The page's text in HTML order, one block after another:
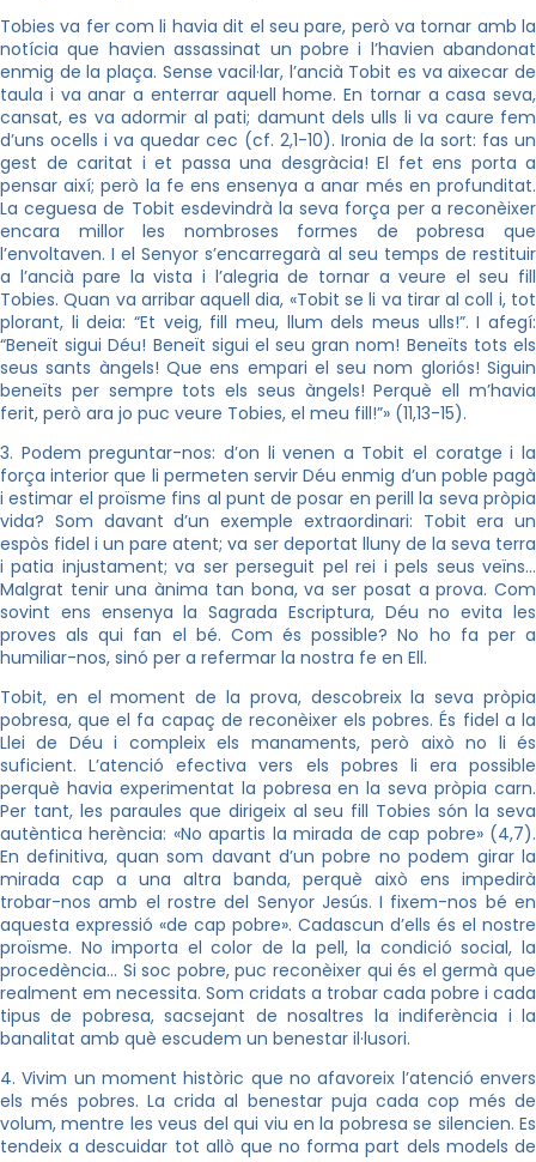
Tobies va fer com li havia dit el seu pare, però va tornar amb la
notícia que havien assassinat un pobre i l’havien abandonat
enmig de la plaça. Sense vacil·lar, l’ancià Tobit es va aixecar de
taula i va anar a enterrar aquell home. En tornar a casa seva,
cansat, es va adormir al pati; damunt dels ulls li va caure fem
d’uns ocells i va quedar cec (cf. 2,1-10). Ironia de la sort: fas un
gest de caritat i et passa una desgràcia! El fet ens porta a
pensar així; però la fe ens ensenya a anar més en profunditat.
La ceguesa de Tobit esdevindrà la seva força per a reconèixer
encara millor les nombroses formes de pobresa que
l’envoltaven. I el Senyor s’encarregarà al seu temps de restituir
a l’ancià pare la vista i l’alegria de tornar a veure el seu fill
Tobies. Quan va arribar aquell dia, «Tobit se li va tirar al coll i, tot
plorant, li deia: “Et veig, fill meu, llum dels meus ulls!”. I afegí:
“Beneït sigui Déu! Beneït sigui el seu gran nom! Beneïts tots els
seus sants àngels! Que ens empari el seu nom gloriós! Siguin
beneïts per sempre tots els seus àngels! Perquè ell m’havia
ferit, però ara jo puc veure Tobies, el meu fill!”» (11,13-15).
3. Podem preguntar-nos: d’on li venen a Tobit el coratge i la
força interior que li permeten servir Déu enmig d’un poble pagà
i estimar el proïsme fins al punt de posar en perill la seva pròpia
vida? Som davant d’un exemple extraordinari: Tobit era un
espòs fidel i un pare atent; va ser deportat lluny de la seva terra
i patia injustament; va ser perseguit pel rei i pels seus veïns…
Malgrat tenir una ànima tan bona, va ser posat a prova. Com
sovint ens ensenya la Sagrada Escriptura, Déu no evita les
proves als qui fan el bé. Com és possible? No ho fa per a
humiliar-nos, sinó per a refermar la nostra fe en Ell.
Tobit, en el moment de la prova, descobreix la seva pròpia
pobresa, que el fa capaç de reconèixer els pobres. És fidel a la
Llei de Déu i compleix els manaments, però això no li és
suficient. L’atenció efectiva vers els pobres li era possible
perquè havia experimentat la pobresa en la seva pròpia carn.
Per tant, les paraules que dirigeix al seu fill Tobies són la seva
autèntica herència: «No apartis la mirada de cap pobre» (4,7).
En definitiva, quan som davant d’un pobre no podem girar la
mirada cap a una altra banda, perquè això ens impedirà
trobar-nos amb el rostre del Senyor Jesús. I fixem-nos bé en
aquesta expressió «de cap pobre». Cadascun d’ells és el nostre
proïsme. No importa el color de la pell, la condició social, la
procedència… Si soc pobre, puc reconèixer qui és el germà que
realment em necessita. Som cridats a trobar cada pobre i cada
tipus de pobresa, sacsejant de nosaltres la indiferència i la
banalitat amb què escudem un benestar il·lusori.
4. Vivim un moment històric que no afavoreix l’atenció envers
els més pobres. La crida al benestar puja cada cop més de
volum, mentre les veus del qui viu en la pobresa se silencien. Es
tendeix a descuidar tot allò que no forma part dels models de